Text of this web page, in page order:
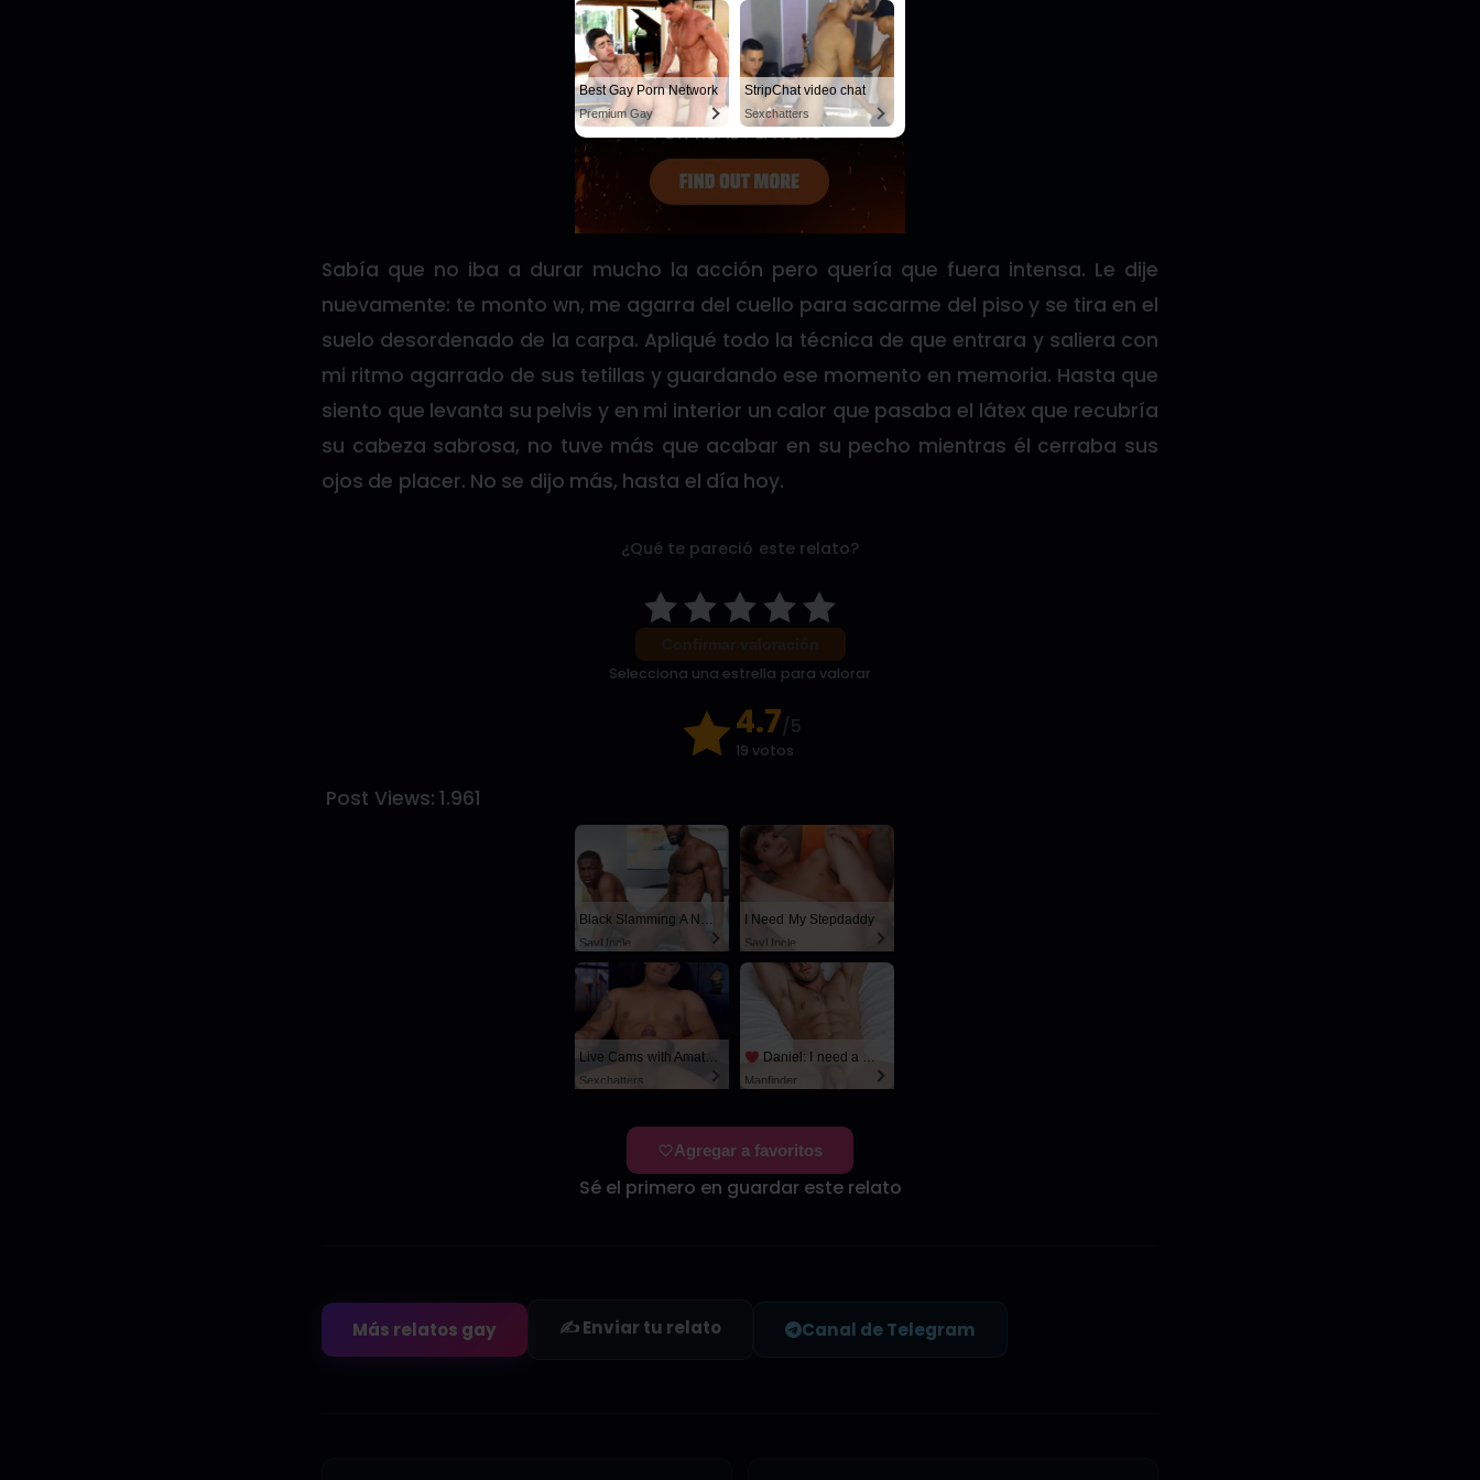
Sabía que no iba a durar mucho la acción pero quería que fuera intensa. Le dije
nuevamente: te monto wn, me agarra del cuello para sacarme del piso y se tira en el
suelo desordenado de la carpa. Apliqué todo la técnica de que entrara y saliera con
mi ritmo agarrado de sus tetillas y guardando ese momento en memoria. Hasta que
siento que levanta su pelvis y en mi interior un calor que pasaba el látex que recubría
su cabeza sabrosa, no tuve más que acabar en su pecho mientras él cerraba sus
ojos de placer. No se dijo más, hasta el día hoy.
¿Qué te pareció este relato?
Selecciona una estrella para valorar
4.7/5
19 votos
Post Views: 1.961
Black Slamming A Nerd
SayUncle
I Need My Stepdaddy
SayUncle
Live Cams with Amateur Men
Sexchatters
Daniel: I need a man for a spicy night...
Manfinder
Agregar a favoritos
Sé el primero en guardar este relato
Más relatos gay ✍️ Enviar tu relato Canal de Telegram
Best Gay Porn Network
Premium Gay
StripChat video chat
Sexchatters